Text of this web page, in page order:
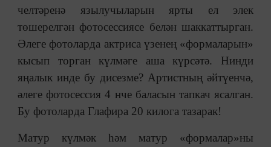
челтәренә язылучыларын ярты ел элек
төшерелгән фотосессиясе белән шаккаттырган.
Әлеге фотоларда актриса үзенең «формаларын»
кысып торган күлмәге аша күрсәтә. Нинди
яңалык инде бу дисезме? Артистның әйтүенчә,
әлеге фотосессия 4 нче баласын тапкач ясалган.
Бу фотоларда Глафира 20 килога тазарак!
Матур күлмәк һәм матур «формалар»ны